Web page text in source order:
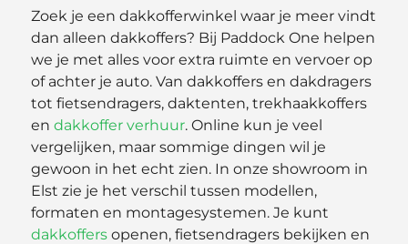
Zoek je een dakkofferwinkel waar je meer vindt
dan alleen dakkoffers? Bij Paddock One helpen
we je met alles voor extra ruimte en vervoer op
of achter je auto. Van dakkoffers en dakdragers
tot fietsendragers, daktenten, trekhaakkoffers
endakkoffer verhuur. Online kun je veel
vergelijken, maar sommige dingen wil je
gewoon in het echt zien. In onze showroom in
Elst zie je het verschil tussen modellen,
formaten en montagesystemen. Je kunt
dakkoffers openen, fietsendragers bekijken en